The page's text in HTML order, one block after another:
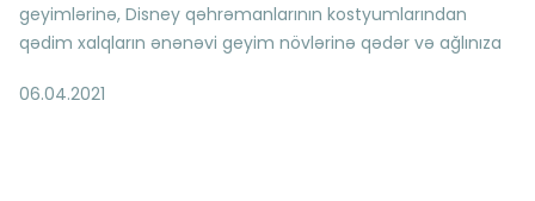
geyimlərinə, Disney qəhrəmanlarının kostyumlarından
qədim xalqların ənənəvi geyim növlərinə qədər və ağlınıza
platformalarından tapa bilərsiz İstənilən çeşiddə, tərz
06.04.2021